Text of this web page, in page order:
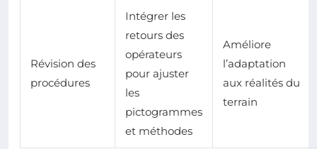
Révision des
procédures
Intégrer les
retours des
opérateurs
pour ajuster
les
pictogrammes
et méthodes
Améliore
l’adaptation
aux réalités du
terrain